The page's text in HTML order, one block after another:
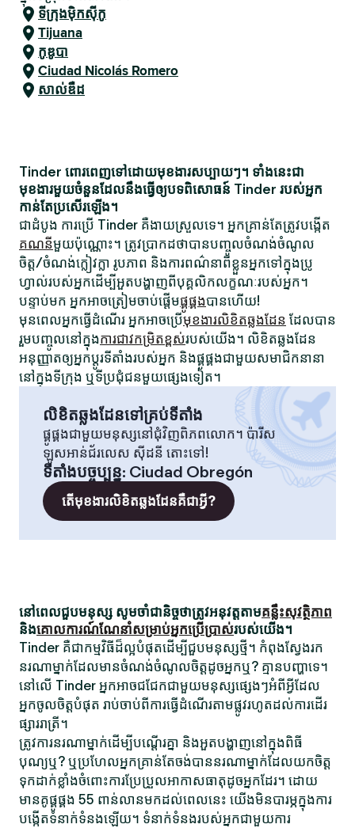
ទីក្រុងម៉ិកស៊ីកូ
Tijuana
កូឌូបា
Ciudad Nicolás Romero
សាល់ឌឺដ
Tinder ពោរពេញទៅដោយមុខងារសប្បាយៗ។ ទាំងនេះជា
មុខងារមួយចំនួនដែលនឹងធ្វើឲ្យបទពិសោធន៍ Tinder របស់អ្នក
កាន់តែប្រសើរឡើង។
ជាដំបូង ការប្រើ Tinder គឺងាយស្រួលទេ។ អ្នកគ្រាន់តែត្រូវបង្កើត
គណនីមួយប៉ុណ្ណោះ។ ត្រូវប្រាកដថាបានបញ្ចូលចំណង់ចំណូល
ចិត្ត/ចំណង់ក្លៀវក្លា រូបភាព និងការពណ៌នាពីខ្លួនអ្នកទៅក្នុងប្រូ
ហ្វាល់របស់អ្នកដើម្បីអួតបង្ហាញពីបុគ្គលិកលក្ខណៈរបស់អ្នក។
បន្ទាប់មក អ្នកអាចត្រៀមចាប់ផ្តើមផ្គូផ្គងបានហើយ!
មុនពេលអ្នកធ្វើដំណើរ អ្នកអាចប្រើមុខងារលិខិតឆ្លងដែន ដែលបាន
រួមបញ្ចូលនៅក្នុងការជាវកម្រិតខ្ពស់របស់យើង។ លិខិតឆ្លងដែន
អនុញ្ញាតឲ្យអ្នកប្តូរទីតាំងរបស់អ្នក និងផ្គូផ្គងជាមួយសមាជិកនានា
នៅក្នុងទីក្រុង ឬទីប្រជុំជនមួយផ្សេងទៀត។
លិខិតឆ្លងដែនទៅគ្រប់ទីតាំង
ផ្គូផ្គងជាមួយមនុស្សនៅជុំវិញពិភពលោក។ ប៉ារីស
ឡូសអាន់ជ័រលេស ស៊ីដនី តោះទៅ!
ទីតាំងបច្ចុប្បន្ន: Ciudad Obregón
តើមុខងារលិខិតឆ្លងដែនគឺជាអ្វី?
នៅពេលជួបមនុស្ស សូមចាំជានិច្ចថាត្រូវអនុវត្តតាមគន្លឹះសុវត្ថិភាព
និងគោលការណ៍ណែនាំសម្រាប់អ្នកប្រើប្រាស់របស់យើង។
Tinder គឺជាកម្មវិធីដ៏ល្អបំផុតដើម្បីជួបមនុស្សថ្មី។ កំពុងស្វែងរក
នរណាម្នាក់ដែលមានចំណង់ចំណូលចិត្តដូចអ្នកឬ? គ្មានបញ្ហាទេ។
នៅលើ Tinder អ្នកអាចជជែកជាមួយមនុស្សផ្សេងៗអំពីអ្វីដែល
អ្នកចូលចិត្តបំផុត រាប់ចាប់ពីការធ្វើដំណើរតាមផ្លូវរហូតដល់ការដើរ
ផ្សាររាត្រី។
ត្រូវការនរណាម្នាក់ដើម្បីបណ្តើរគ្នា និងអួតបង្ហាញនៅក្នុងពិធី
បុណ្យឬ? ឬប្រហែលអ្នកគ្រាន់តែចង់បាននរណាម្នាក់ដែលយកចិត្ត
ទុកដាក់ខ្លាំងចំពោះការប្រែប្រួលអាកាសធាតុដូចអ្នកដែរ។ ដោយ
មានគូផ្គូផ្គង 55 ពាន់លានមកដល់ពេលនេះ យើងមិនបារម្ភក្នុងការ
បង្កើតទំនាក់ទំនងឡើយ។ ទំនាក់ទំនងរបស់អ្នកជាមួយការ